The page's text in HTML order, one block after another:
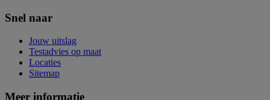
Snel naar
Jouw uitslag
Testadvies op maat
Locaties
Sitemap
Meer informatie